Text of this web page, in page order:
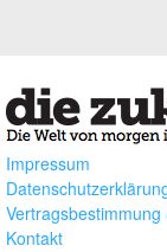
Impressum
Kontakt